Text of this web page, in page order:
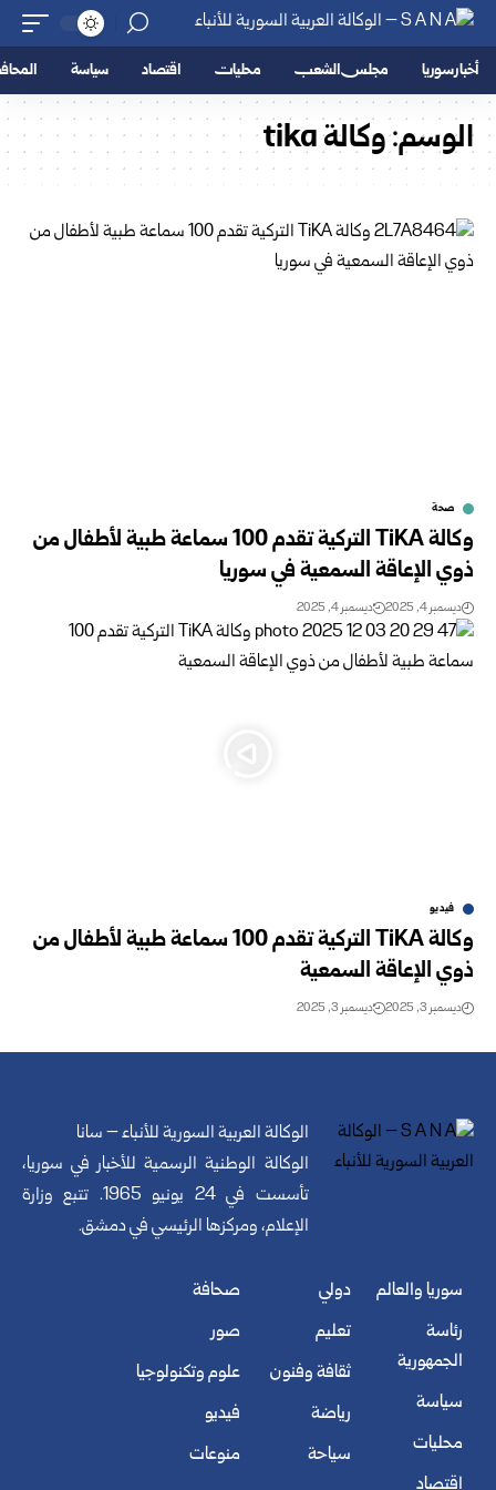
أخبار سوريا مجلس الشعب محليات اقتصاد سياسة
الوسم:وكالة tika
صحة
وكالة TiKA التركية تقدم 100 سماعة طبية لأطفال من
ذوي الإعاقة السمعية في سوريا
ديسمبر 4, 2025 ديسمبر 4, 2025
فيديو
وكالة TiKA التركية تقدم 100 سماعة طبية لأطفال من
ذوي الإعاقة السمعية
ديسمبر 3, 2025 ديسمبر 3, 2025
الوكالة العربية السورية للأنباء – سانا
الوكالة الوطنية الرسمية للأخبار في سوريا،
تأسست في 24 يونيو 1965. تتبع وزارة
الإعلام، ومركزها الرئيسي في دمشق.
سوريا والعالم
رئاسة
الجمهورية
سياسة
محليات
اقتصاد
دولي
تعليم
ثقافة وفنون
رياضة
سياحة
صحافة
صور
علوم وتكنولوجيا
فيديو
منوعات